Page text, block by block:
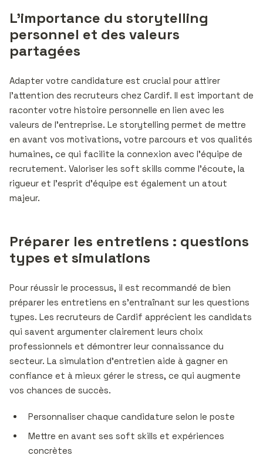
L’importance du storytelling
personnel et des valeurs
partagées
Adapter votre candidature est crucial pour attirer
l’attention des recruteurs chez Cardif. Il est important de
raconter votre histoire personnelle en lien avec les
valeurs de l’entreprise. Le storytelling permet de mettre
en avant vos motivations, votre parcours et vos qualités
humaines, ce qui facilite la connexion avec l’équipe de
recrutement. Valoriser les soft skills comme l’écoute, la
rigueur et l’esprit d’équipe est également un atout
majeur.
Préparer les entretiens : questions
types et simulations
Pour réussir le processus, il est recommandé de bien
préparer les entretiens en s’entraînant sur les questions
types. Les recruteurs de Cardif apprécient les candidats
qui savent argumenter clairement leurs choix
professionnels et démontrer leur connaissance du
secteur. La simulation d’entretien aide à gagner en
confiance et à mieux gérer le stress, ce qui augmente
vos chances de succès.
Personnaliser chaque candidature selon le poste
Mettre en avant ses soft skills et expériences
concrètes